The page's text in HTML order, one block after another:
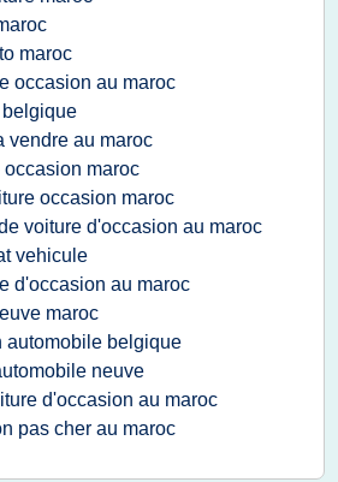
maroc
occasion au maroc
vendre au maroc
maroc
occasion maroc
voiture d'occasion au maroc
vehicule
d'occasion au maroc
maroc
automobile belgique
neuve
d'occasion au maroc
pas cher au maroc